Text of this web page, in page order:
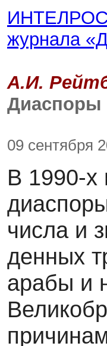
ИНТЕЛРОС
журнала
А.И.
Диаспоры
09 сентября
В 1990-х
числа и
денных
арабы и